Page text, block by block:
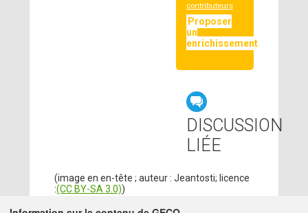
contributeurs
Proposer
un
enrichissement
DISCUSSION
LIÉE
(image en en-tête ; auteur : Jeantosti; licence
:(CC BY-SA 3.0))